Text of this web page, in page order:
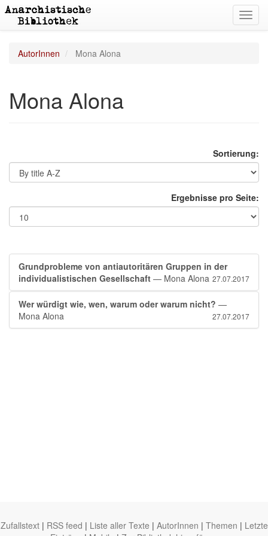
AutorInnen Mona Alona
Mona Alona
Sortierung:
Ergebnisse pro Seite:
Grundprobleme von antiautoritären Gruppen in der
individualistischen Gesellschaft — Mona Alona 27.07.2017
Wer würdigt wie, wen, warum oder warum nicht? —
Mona Alona
27.07.2017
Zufallstext | RSS feed | Liste aller Texte | AutorInnen | Themen | Letzte